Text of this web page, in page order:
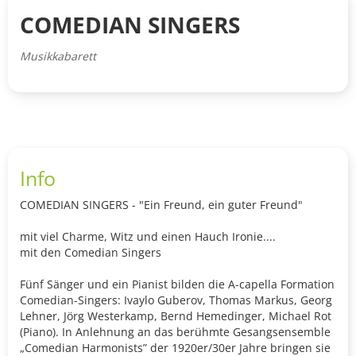
COMEDIAN SINGERS
Musikkabarett
Info
COMEDIAN SINGERS - "Ein Freund, ein guter Freund"
mit viel Charme, Witz und einen Hauch Ironie....
mit den Comedian Singers
Fünf Sänger und ein Pianist bilden die A-capella Formation
Comedian-Singers: Ivaylo Guberov, Thomas Markus, Georg
Lehner, Jörg Westerkamp, Bernd Hemedinger, Michael Rot
(Piano). In Anlehnung an das berühmte Gesangsensemble
„Comedian Harmonists” der 1920er/30er Jahre bringen sie